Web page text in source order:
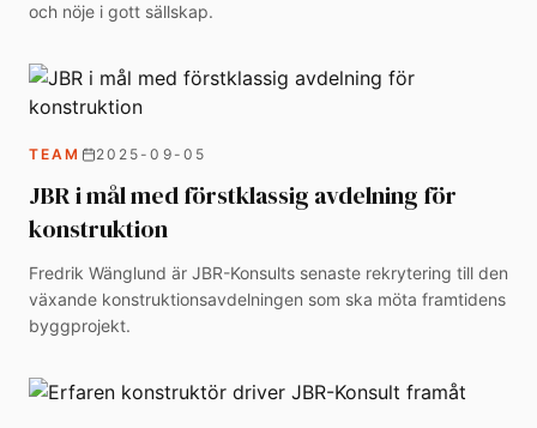
och nöje i gott sällskap.
TEAM 2025-09-05
JBR i mål med förstklassig avdelning för
konstruktion
Fredrik Wänglund är JBR-Konsults senaste rekrytering till den
växande konstruktionsavdelningen som ska möta framtidens
byggprojekt.